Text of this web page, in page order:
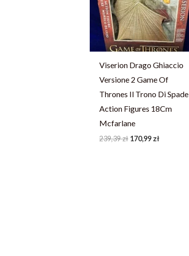
Viserion Drago Ghiaccio
Versione 2 Game Of
Thrones Il Trono Di Spade
Action Figures 18Cm
Mcfarlane
239,39zł 170,99zł